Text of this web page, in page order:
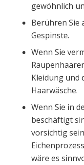
gewöhnlich
Berühren Sie
Gespinste.
Wenn Sie
Kleidung und
Haarwäsche.
Wenn Sie in
beschäftigt
vorsichtig
wäre es